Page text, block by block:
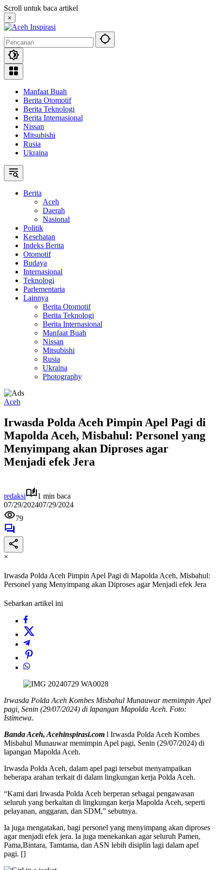
Langsung
ke
konten
Scroll untuk baca artikel
×
Manfaat Buah
Berita Otomotif
Berita Teknologi
Berita Internasional
Nissan
Mitsubishi
Rusia
Ukraina
Berita
Aceh
Daerah
Nasional
Politik
Kesehatan
Indeks Berita
Otomotif
Budaya
Internasional
Teknologi
Parlementaria
Lainnya
Berita Otomotif
Berita Teknologi
Berita Internasional
Manfaat Buah
Nissan
Mitsubishi
Rusia
Ukraina
Photography
Aceh
Irwasda Polda Aceh Pimpin Apel Pagi di
Mapolda Aceh, Misbahul: Personel yang
Menyimpang akan Diproses agar
Menjadi efek Jera
redaksi
1 min baca
07/29/202407/29/2024
79
×
Irwasda Polda Aceh Pimpin Apel Pagi di Mapolda Aceh, Misbahul:
Personel yang Menyimpang akan Diproses agar Menjadi efek Jera
Sebarkan artikel ini
Irwasda Polda Aceh Kombes Misbahul Munauwar memimpin Apel
pagi, Senin (29/07/2024) di lapangan Mapolda Aceh. Foto:
Istimewa.
Banda Aceh, Acehinspirasi.com l Irwasda Polda Aceh Kombes
Misbahul Munauwar memimpin Apel pagi, Senin (29/07/2024) di
lapangan Mapolda Aceh.
Irwasda Polda Aceh, dalam apel pagi tersebut menyampaikan
beberapa arahan terkait di dalam lingkungan kerja Polda Aceh.
“Kami dari Irwasda Polda Aceh berperan sebagai pengawasan
seluruh yang berkaitan di lingkungan kerja Mapolda Aceh, seperti
pelayanan, anggaran, dan SDM,” sebutnya.
Ia juga mengatakan, bagi personel yang menyimpang akan diproses
agar menjadi efek jera. Ia juga menekankan agar seluruh Pamen,
Pama,Bintara, Tamtama, dan ASN lebih disiplin lagi dalam apel
pagi. []